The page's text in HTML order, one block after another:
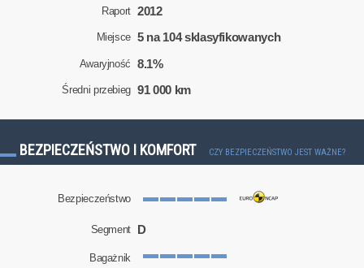
Raport 2012
Miejsce 5 na 104 sklasyfikowanych
Awaryjność 8.1%
Średni przebieg 91 000 km
BEZPIECZEŃSTWO I KOMFORT CZY BEZPIECZEŃSTWO JEST WAŻNE?
Bezpieczeństwo
Segment D
Bagażnik